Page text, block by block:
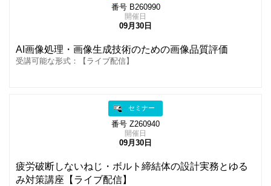
番号 B260990
開催日
09月30日
AI画像処理・画像生成技術のための画像品質評価
受講可能な形式：【ライブ配信】
セミナー
番号 Z260940
開催日
09月30日
疲労破断しないねじ・ボルト締結体の設計実務とゆる
み対策講座【ライブ配信】